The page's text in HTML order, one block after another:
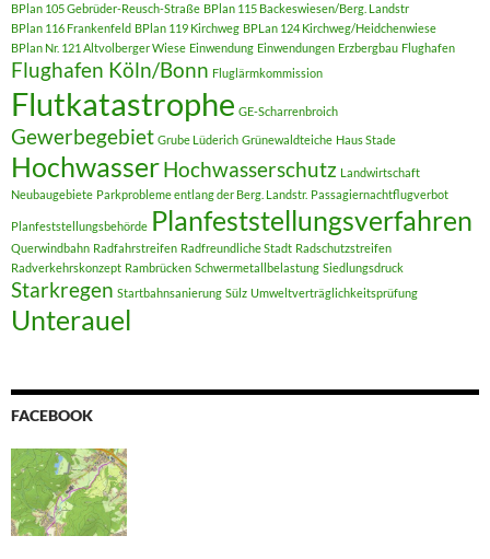
BPlan 105 Gebrüder-Reusch-Straße BPlan 115 Backeswiesen/Berg. Landstr
BPlan 116 Frankenfeld BPlan 119 Kirchweg BPLan 124 Kirchweg/Heidchenwiese
BPlan Nr. 121 Altvolberger Wiese Einwendung Einwendungen Erzbergbau Flughafen
Flughafen Köln/Bonn Fluglärmkommission
Flutkatastrophe GE-Scharrenbroich
Gewerbegebiet Grube Lüderich Grünewaldteiche Haus Stade
HochwasserHochwasserschutz Landwirtschaft
Neubaugebiete Parkprobleme entlang der Berg. Landstr. Passagiernachtflugverbot
Planfeststellungsbehörde Planfeststellungsverfahren
Querwindbahn Radfahrstreifen Radfreundliche Stadt Radschutzstreifen
Radverkehrskonzept Rambrücken Schwermetallbelastung Siedlungsdruck
Starkregen Startbahnsanierung Sülz Umweltverträglichkeitsprüfung
Unterauel
FACEBOOK